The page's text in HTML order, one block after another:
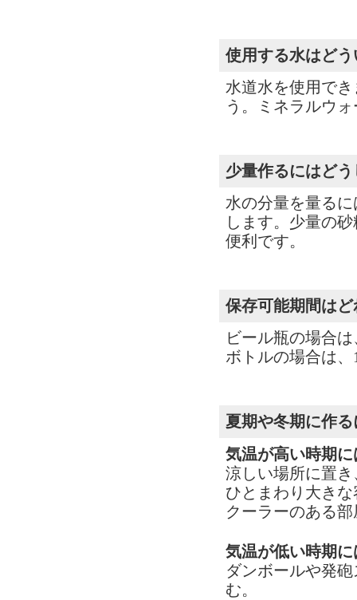
使用する水はど
水道水を使用で
う。ミネラルウ
少量作るにはど
水の分量を量る
します。少量の
便利です。
保存可能期間は
ビール瓶の場合
ボトルの場合は
夏期や冬期に作
気温が高い時期に
涼しい場所に置
ひとまわり大き
クーラーのある
気温が低い時期に
ダンボールや発
む。